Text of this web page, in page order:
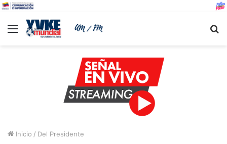
Menu
Inicio / Del Presidente